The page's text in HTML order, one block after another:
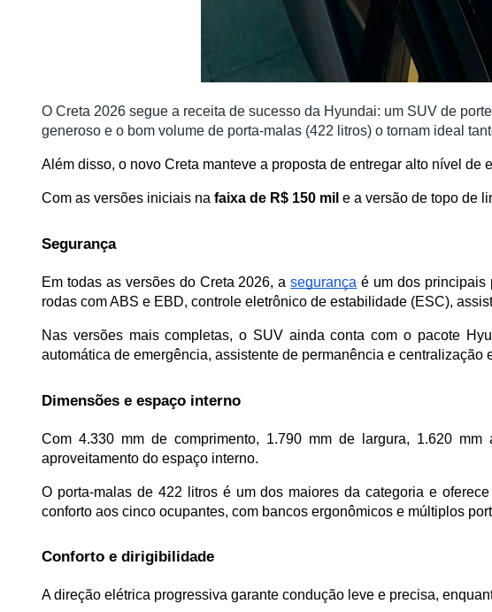
O Creta 2026 segue a receita de sucesso da Hyundai: um SUV de
generoso e o bom volume de porta-malas (422 litros) o tornam ideal
Além disso, o novo Creta manteve a proposta de entregar alto nível de
Com as versões iniciais na faixa de R$ 150 mil e a versão de topo de
Segurança
Em todas as versões do Creta 2026, a segurança é um dos principais
rodas com ABS e EBD, controle eletrônico de estabilidade (ESC),
Nas versões mais completas, o SUV ainda conta com o pacote
automática de emergência, assistente de permanência e centralização
Dimensões e espaço interno
Com 4.330 mm de comprimento, 1.790 mm de largura, 1.620
aproveitamento do espaço interno.
O porta-malas de 422 litros é um dos maiores da categoria e
conforto aos cinco ocupantes, com bancos ergonômicos e múltiplos
Conforto e dirigibilidade
A direção elétrica progressiva garante condução leve e precisa,